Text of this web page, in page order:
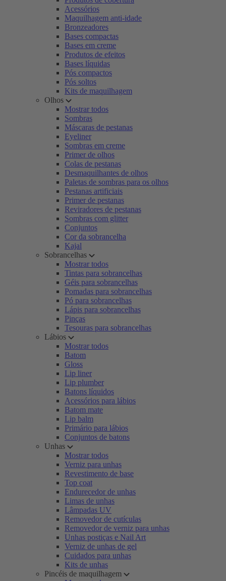
Acessórios
Maquilhagem anti-idade
Bronzeadores
Bases compactas
Bases em creme
Produtos de efeitos
Bases líquidas
Pós compactos
Pós soltos
Kits de maquilhagem
Olhos
Mostrar todos
Sombras
Máscaras de pestanas
Eyeliner
Sombras em creme
Primer de olhos
Colas de pestanas
Desmaquilhantes de olhos
Paletas de sombras para os olhos
Pestanas artificiais
Primer de pestanas
Reviradores de pestanas
Sombras com glitter
Conjuntos
Cor da sobrancelha
Kajal
Sobrancelhas
Mostrar todos
Tintas para sobrancelhas
Géis para sobrancelhas
Pomadas para sobrancelhas
Pó para sobrancelhas
Lápis para sobrancelhas
Pinças
Tesouras para sobrancelhas
Lábios
Mostrar todos
Batom
Gloss
Lip liner
Lip plumber
Batons líquidos
Acessórios para lábios
Batom mate
Lip balm
Primário para lábios
Conjuntos de batons
Unhas
Mostrar todos
Verniz para unhas
Revestimento de base
Top coat
Endurecedor de unhas
Limas de unhas
Lâmpadas UV
Removedor de cutículas
Removedor de verniz para unhas
Unhas postiças e Nail Art
Verniz de unhas de gel
Cuidados para unhas
Kits de unhas
Pincéis de maquilhagem